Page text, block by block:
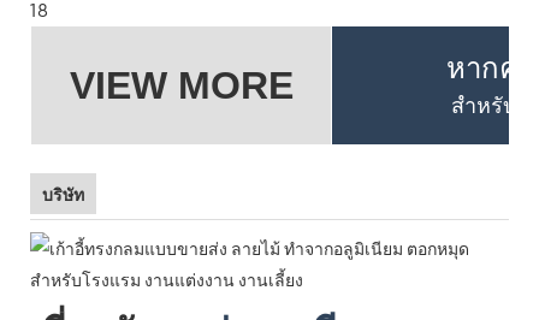
VIEW MORE หากคุ
สำหรับร
บริษัท